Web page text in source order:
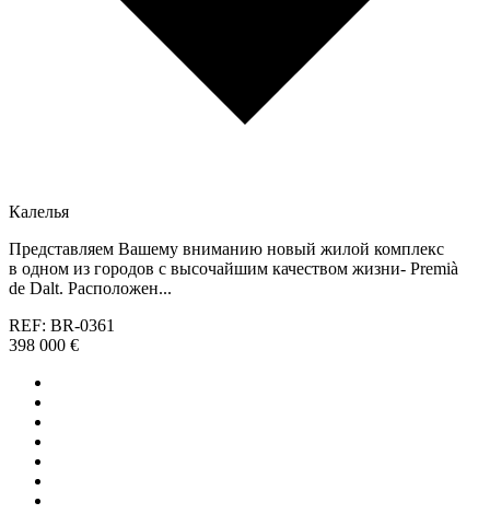
Калелья
Представляем Вашему вниманию новый жилой комплекс
в одном из городов с высочайшим качеством жизни- Premià
de Dalt. Расположен...
REF: BR-0361
398 000 €